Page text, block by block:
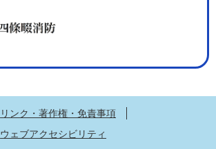
リンク・著作権・免責事項
ウェブアクセシビリティ